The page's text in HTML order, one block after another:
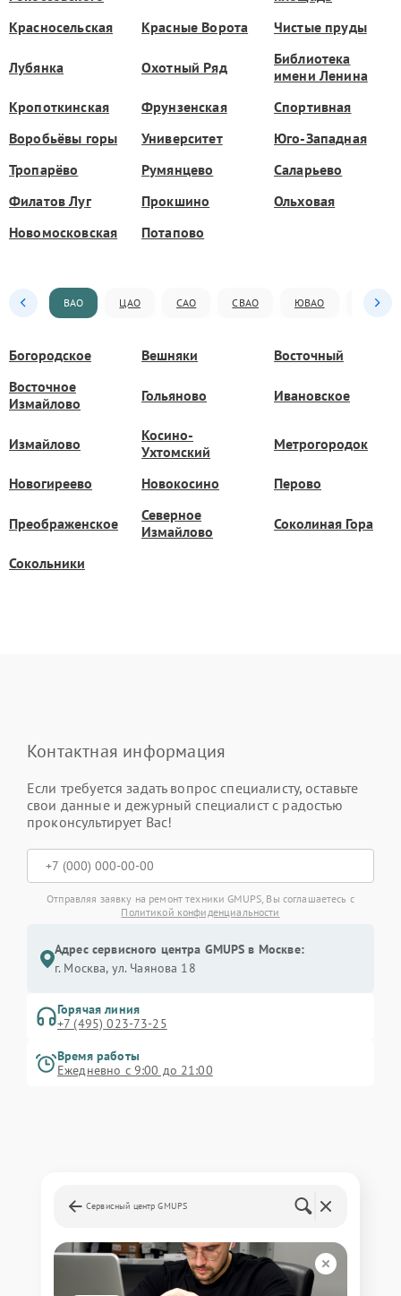
Красносельская
Красные Ворота Чистые пруды
Лубянка Охотный Ряд
Библиотека
имени Ленина
Кропоткинская
Фрунзенская
Спортивная
Воробьёвы горы
Университет
Юго-Западная
Тропарёво
Румянцево
Саларьево
Филатов Луг
Прокшино
Ольховая
Новомосковская
Потапово
ВАО ЦАО САО СВАО ЮВАО ЮАО
Богородское Вешняки
Восточный
Восточное
Измайлово
Гольяново Ивановское
Измайлово
Косино-
Ухтомский
Метрогородок
Новогиреево Новокосино Перово
Преображенское
Северное
Измайлово
Соколиная Гора
Сокольники
Контактная информация
Если требуется задать вопрос специалисту, оставьте
свои данные и дежурный специалист с радостью
проконсультирует Вас!
Отправляя заявку на ремонт техники GMUPS, Вы соглашаетесь с
Политикой конфиденциальности
Адрес сервисного центра GMUPS в Москве:
г. Москва, ул. Чаянова 18
Горячая линия
+7 (495) 023-73-25
Время работы
Ежедневно с 9:00 до 21:00
Сервисный центр GMUPS